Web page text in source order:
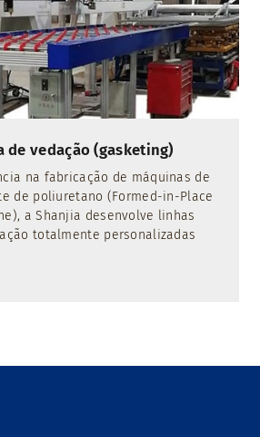
de vedação (gasketing)
na fabricação de máquinas de
de poliuretano (Formed-in-Place
a Shanjia desenvolve linhas
totalmente personalizadas